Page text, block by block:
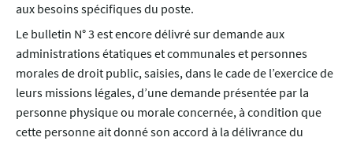
aux besoins spécifiques du poste.
Le bulletin N° 3 est encore délivré sur demande aux
administrations étatiques et communales et personnes
morales de droit public, saisies, dans le cade de l’exercice de
leurs missions légales, d’une demande présentée par la
personne physique ou morale concernée, à condition que
cette personne ait donné son accord à la délivrance du